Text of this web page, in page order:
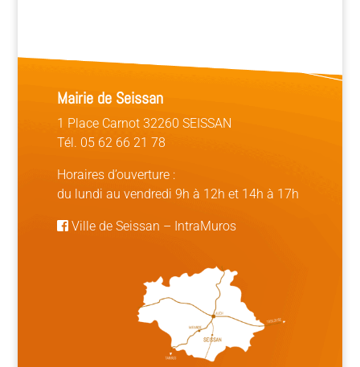
Mairie de Seissan
1 Place Carnot 32260 SEISSAN
Tél. 05 62 66 21 78
Horaires d’ouverture :
du lundi au vendredi 9h à 12h et 14h à 17h
Ville de Seissan – IntraMuros